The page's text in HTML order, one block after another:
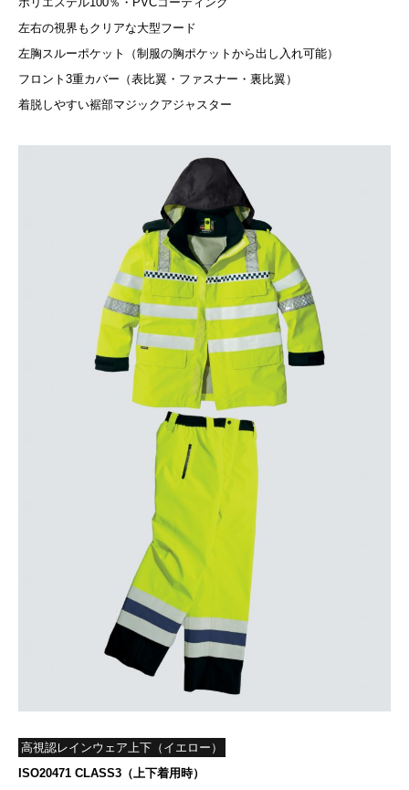
左右の視界もクリアな大型フード
左胸スルーポケット（制服の胸ポケットから出し入れ可能）
フロント3重カバー（表比翼・ファスナー・裏比翼）
着脱しやすい裾部マジックアジャスター
高視認レインウェア上下（イエロー）
ISO20471 CLASS3（上下着用時）